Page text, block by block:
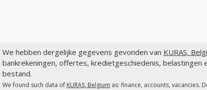
We hebben dergelijke gegevens gevonden van KURAS,
bankrekeningen, offertes, kredietgeschiedenis, belastingen
bestand.
We found such data of KURAS, Belgium as: finance, accounts, vacancies.